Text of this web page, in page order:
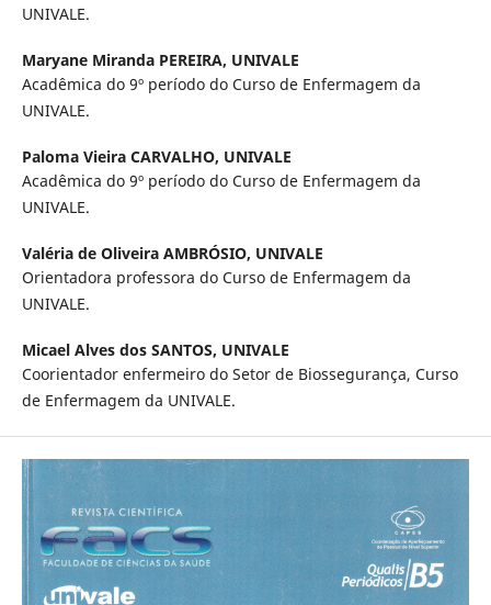
UNIVALE.
Maryane Miranda PEREIRA, UNIVALE
Acadêmica do 9º período do Curso de Enfermagem da
UNIVALE.
Paloma Vieira CARVALHO, UNIVALE
Acadêmica do 9º período do Curso de Enfermagem da
UNIVALE.
Valéria de Oliveira AMBRÓSIO, UNIVALE
Orientadora professora do Curso de Enfermagem da
UNIVALE.
Micael Alves dos SANTOS, UNIVALE
Coorientador enfermeiro do Setor de Biossegurança, Curso
de Enfermagem da UNIVALE.